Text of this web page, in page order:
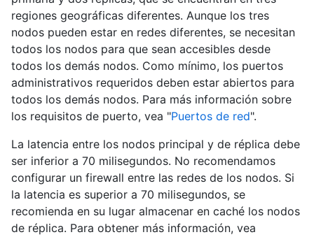
regiones geográficas diferentes. Aunque los tres
nodos pueden estar en redes diferentes, se necesitan
todos los nodos para que sean accesibles desde
todos los demás nodos. Como mínimo, los puertos
administrativos requeridos deben estar abiertos para
todos los demás nodos. Para más información sobre
los requisitos de puerto, vea "Puertos de red".
La latencia entre los nodos principal y de réplica debe
ser inferior a 70 milisegundos. No recomendamos
configurar un firewall entre las redes de los nodos. Si
la latencia es superior a 70 milisegundos, se
recomienda en su lugar almacenar en caché los nodos
de réplica. Para obtener más información, vea